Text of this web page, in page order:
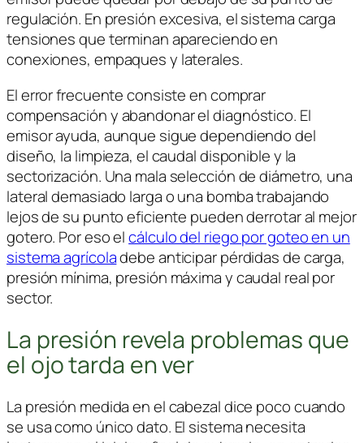
regulación. En presión excesiva, el sistema carga
tensiones que terminan apareciendo en
conexiones, empaques y laterales.
El error frecuente consiste en comprar
compensación y abandonar el diagnóstico. El
emisor ayuda, aunque sigue dependiendo del
diseño, la limpieza, el caudal disponible y la
sectorización. Una mala selección de diámetro, una
lateral demasiado larga o una bomba trabajando
lejos de su punto eficiente pueden derrotar al mejor
gotero. Por eso elcálculo del riego por goteo en un
sistema agrícoladebe anticipar pérdidas de carga,
presión mínima, presión máxima y caudal real por
sector.
La presión revela problemas que
el ojo tarda en ver
La presión medida en el cabezal dice poco cuando
se usa como único dato. El sistema necesita